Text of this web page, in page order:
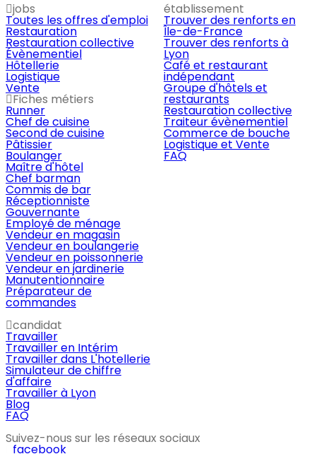
jobs
Toutes les offres d'emploi
Restauration
Restauration collective
Évènementiel
Hôtellerie
Logistique
Vente
Fiches métiers
Runner
Chef de cuisine
Second de cuisine
Pâtissier
Boulanger
Maître d'hôtel
Chef barman
Commis de bar
Réceptionniste
Gouvernante
Employé de ménage
Vendeur en magasin
Vendeur en boulangerie
Vendeur en poissonnerie
Vendeur en jardinerie
Manutentionnaire
Préparateur de
commandes
établissement
Trouver des renforts en
Île-de-France
Trouver des renforts à
Lyon
Café et restaurant
indépendant
Groupe d'hôtels et
restaurants
Restauration collective
Traiteur évènementiel
Commerce de bouche
Logistique et Vente
FAQ
candidat
Travailler
Travailler en Intérim
Travailler dans L'hotellerie
Simulateur de chiffre
d'affaire
Travailler à Lyon
Blog
FAQ
Suivez-nous sur les réseaux sociaux
facebook